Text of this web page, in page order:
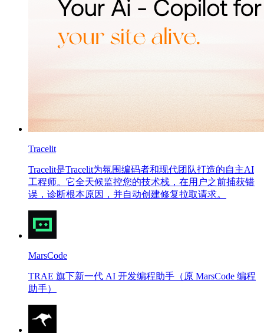
Tracelit
Tracelit是Tracelit为氛围编码者和现代团队打造的自主AI
工程师。它全天候监控您的技术栈，在用户之前捕获错
误，诊断根本原因，并自动创建修复拉取请求。
MarsCode
TRAE 旗下新一代 AI 开发编程助手（原 MarsCode 编程
助手）